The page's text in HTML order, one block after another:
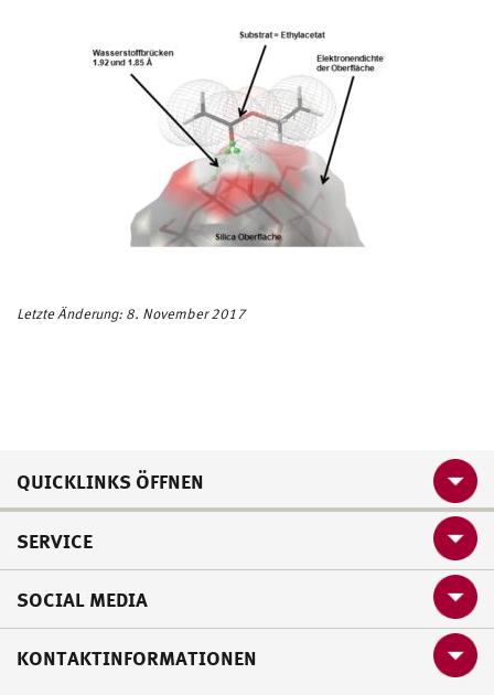
Letzte Änderung: 8. November 2017
QUICKLINKS ÖFFNEN
SERVICE
SOCIAL MEDIA
KONTAKTINFORMATIONEN